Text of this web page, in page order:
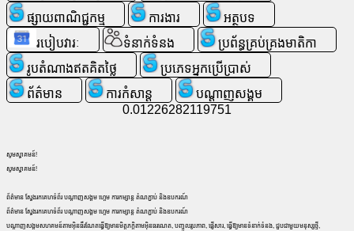
អ៊ីមែល
/
Webmail
ឥត
គិត
ថ្លៃ
គេហទំព័រ
ផ្សាយពាណិជ្ជកម្ម
ការងារ
អត្ថបទ
របៀបវារៈ
ទំនាក់ទំនង
ប្រព័ន្ធគ្រប់គ្រងមាតិកា
រូបតំណាងឥតគិតថ្លៃ
ប្រភេទអ្នកប្រើប្រាស់
ព័ត៌មាន
ការកំសាន្ត
ប​ណ្តា​ញ​សង្គម
0.01226282119751
សូមស្វាគមន៍!
សូមស្វាគមន៍!
ព័ត៌មាន ស្វែងរកគេហទំព័រ បណ្តាញសង្គម ហ្គេម ការកម្សាន្ត តំណភ្ជាប់ និងឧបករណ៍
ព័ត៌មាន ស្វែងរកគេហទំព័រ បណ្តាញសង្គម ហ្គេម ការកម្សាន្ត តំណភ្ជាប់ និងឧបករណ៍
បណ្តាញសង្គមសហគមន៍តាមអ៊ិនធឺរណែតធ្វើឱ្យមានមិត្តភក្តិតាមអ៊ិនធរណេត, បញ្ចូលរូបភាព, ផ្ញើសារ, ធ្វើឱ្យមានទំនាក់ទំនង, ជួបជាមួយមនុស្សថ្មី,